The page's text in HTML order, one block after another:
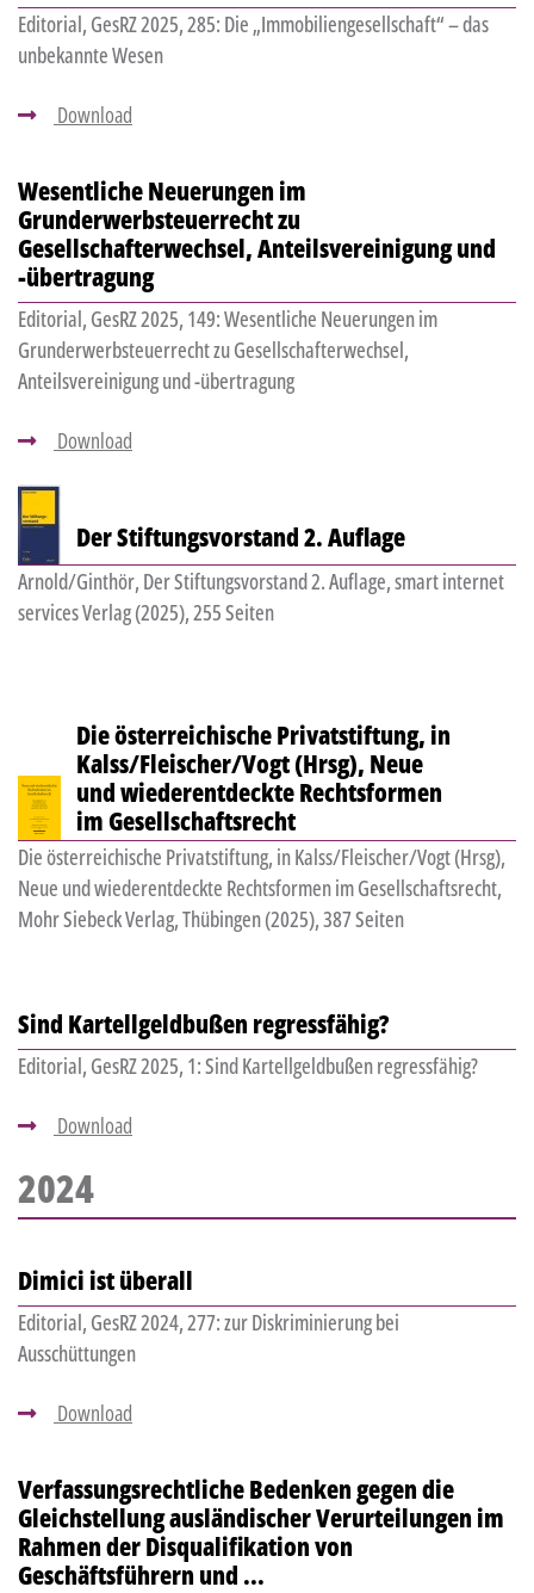
Editorial, GesRZ 2025, 285: Die „Immobiliengesellschaft“ – das
unbekannte Wesen
Download
Wesentliche Neuerungen im
Grunderwerbsteuerrecht zu
Gesellschafterwechsel, Anteilsvereinigung und
-übertragung
Editorial, GesRZ 2025, 149: Wesentliche Neuerungen im
Grunderwerbsteuerrecht zu Gesellschafterwechsel,
Anteilsvereinigung und -übertragung
Download
Der Stiftungsvorstand 2. Auflage
Arnold/Ginthör, Der Stiftungsvorstand 2. Auflage, smart internet
services Verlag (2025), 255 Seiten
Die österreichische Privatstiftung, in
Kalss/Fleischer/Vogt (Hrsg), Neue
und wiederentdeckte Rechtsformen
im Gesellschaftsrecht
Die österreichische Privatstiftung, in Kalss/Fleischer/Vogt (Hrsg),
Neue und wiederentdeckte Rechtsformen im Gesellschaftsrecht,
Mohr Siebeck Verlag, Thübingen (2025), 387 Seiten
Sind Kartellgeldbußen regressfähig?
Editorial, GesRZ 2025, 1: Sind Kartellgeldbußen regressfähig?
Download
2024
Dimici ist überall
Editorial, GesRZ 2024, 277: zur Diskriminierung bei
Ausschüttungen
Download
Verfassungsrechtliche Bedenken gegen die
Gleichstellung ausländischer Verurteilungen im
Rahmen der Disqualifikation von
Geschäftsführern und ...